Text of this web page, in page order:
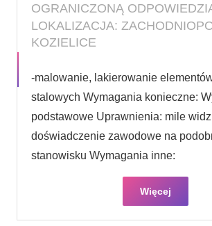
OGRANICZONĄ
LOKALIZACJA:
KOZIELICE
-malowanie, lakierowanie
stalowych Wymagania konieczne:
podstawowe Uprawnienia: mile
doświadczenie zawodowe na
stanowisku Wymagania inne:
Więcej